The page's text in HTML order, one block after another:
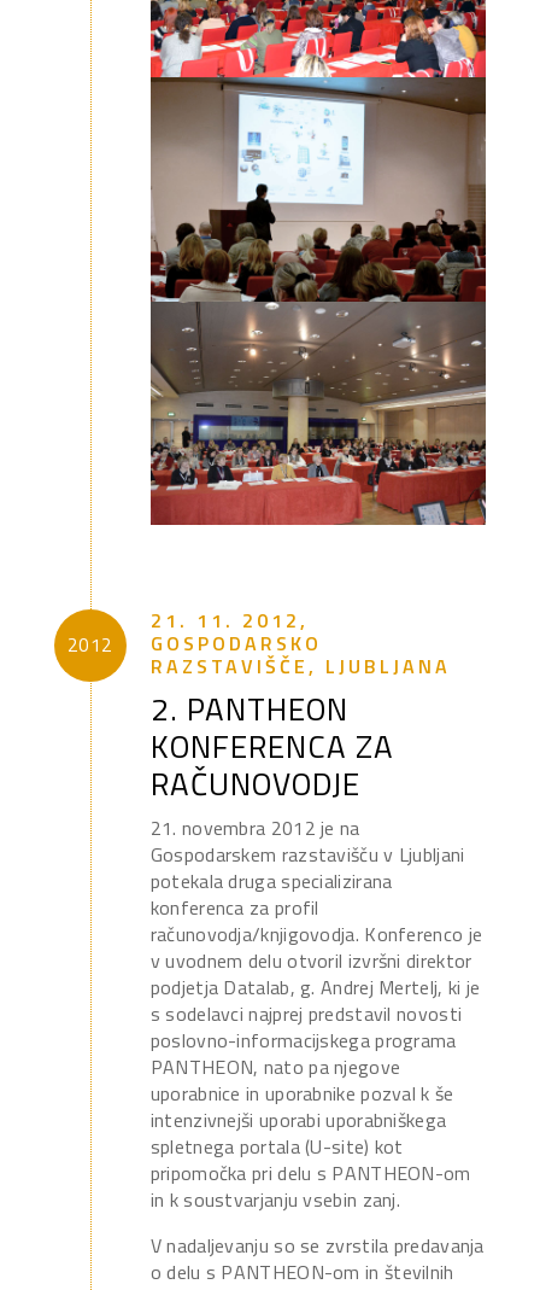
2012
21. 11. 2012,
GOSPODARSKO
RAZSTAVIŠČE, LJUBLJANA
2. PANTHEON
KONFERENCA ZA
RAČUNOVODJE
21. novembra 2012 je na
Gospodarskem razstavišču v Ljubljani
potekala druga specializirana
konferenca za profil
računovodja/knjigovodja. Konferenco je
v uvodnem delu otvoril izvršni direktor
podjetja Datalab, g. Andrej Mertelj, ki je
s sodelavci najprej predstavil novosti
poslovno-informacijskega programa
PANTHEON, nato pa njegove
uporabnice in uporabnike pozval k še
intenzivnejši uporabi uporabniškega
spletnega portala (U-site) kot
pripomočka pri delu s PANTHEON-om
in k soustvarjanju vsebin zanj.
V nadaljevanju so se zvrstila predavanja
o delu s PANTHEON-om in številnih